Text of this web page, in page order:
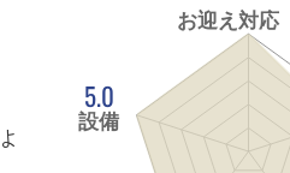
お迎え対応
5.0
設備